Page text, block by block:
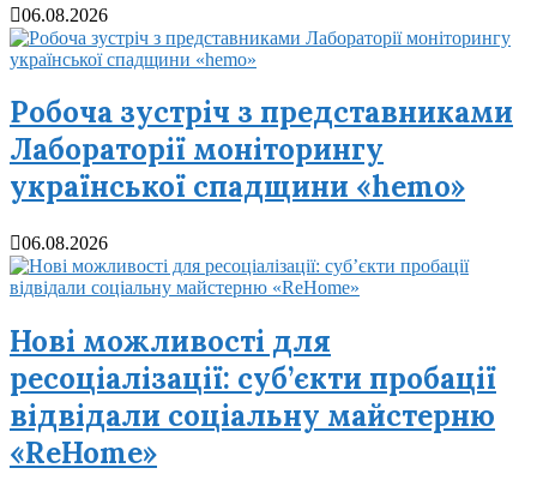
06.08.2026
Робоча зустріч з представниками
Лабораторії моніторингу
української спадщини «hemo»
06.08.2026
Нові можливості для
ресоціалізації: суб’єкти пробації
відвідали соціальну майстерню
«ReHome»